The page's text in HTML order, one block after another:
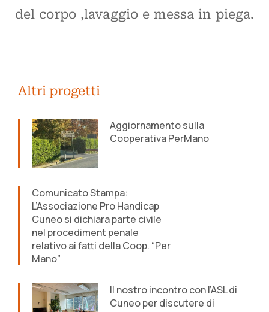
del corpo ,lavaggio e messa in piega.
Altri progetti
Aggiornamento sulla
Cooperativa PerMano
Comunicato Stampa:
L’Associazione Pro Handicap
Cuneo si dichiara parte civile
nel procediment penale
relativo ai fatti della Coop. “Per
Mano”
Il nostro incontro con l’ASL di
Cuneo per discutere di